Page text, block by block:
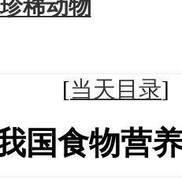
稀动物
[当天目录
国食物营